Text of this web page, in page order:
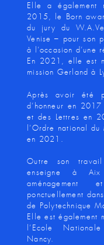
Elle a également
2015, le Born
du jury du
Venise – pour son
à l’occasion d’une
En 2021, elle est
mission Gerland à
Après avoir été
d’honneur en
et des Lettres en
l’Ordre national
en 2021.
Outre son travail
enseigne à Aix
ponctuellement
de Polytechnique
Elle est également
l’Ecole
Nancy.